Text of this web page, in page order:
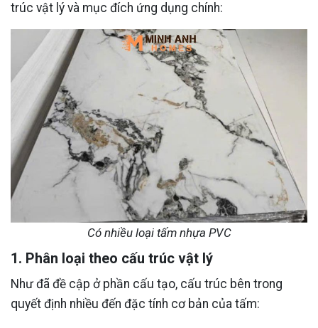
trúc vật lý và mục đích ứng dụng chính:
Có nhiều loại tấm nhựa PVC
1. Phân loại theo cấu trúc vật lý
Như đã đề cập ở phần cấu tạo, cấu trúc bên trong
quyết định nhiều đến đặc tính cơ bản của tấm: